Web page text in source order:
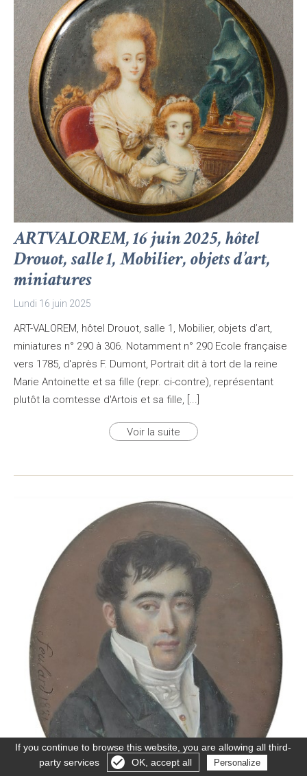
ARTVALOREM, 16 juin 2025, hôtel
Drouot, salle 1, Mobilier, objets d’art,
miniatures
Lundi 16 juin 2025
ART-VALOREM, hôtel Drouot, salle 1, Mobilier, objets d’art,
miniatures n° 290 à 306. Notamment n° 290 Ecole française
vers 1785, d'après F. Dumont, Portrait dit à tort de la reine
Marie Antoinette et sa fille (repr. ci-contre), représentant
plutôt la comtesse d'Artois et sa fille, [...]
Voir la suite
Gérer les cookies
If you continue to browse this website, you are allowing all third-
party services
OK, accept all Personalize